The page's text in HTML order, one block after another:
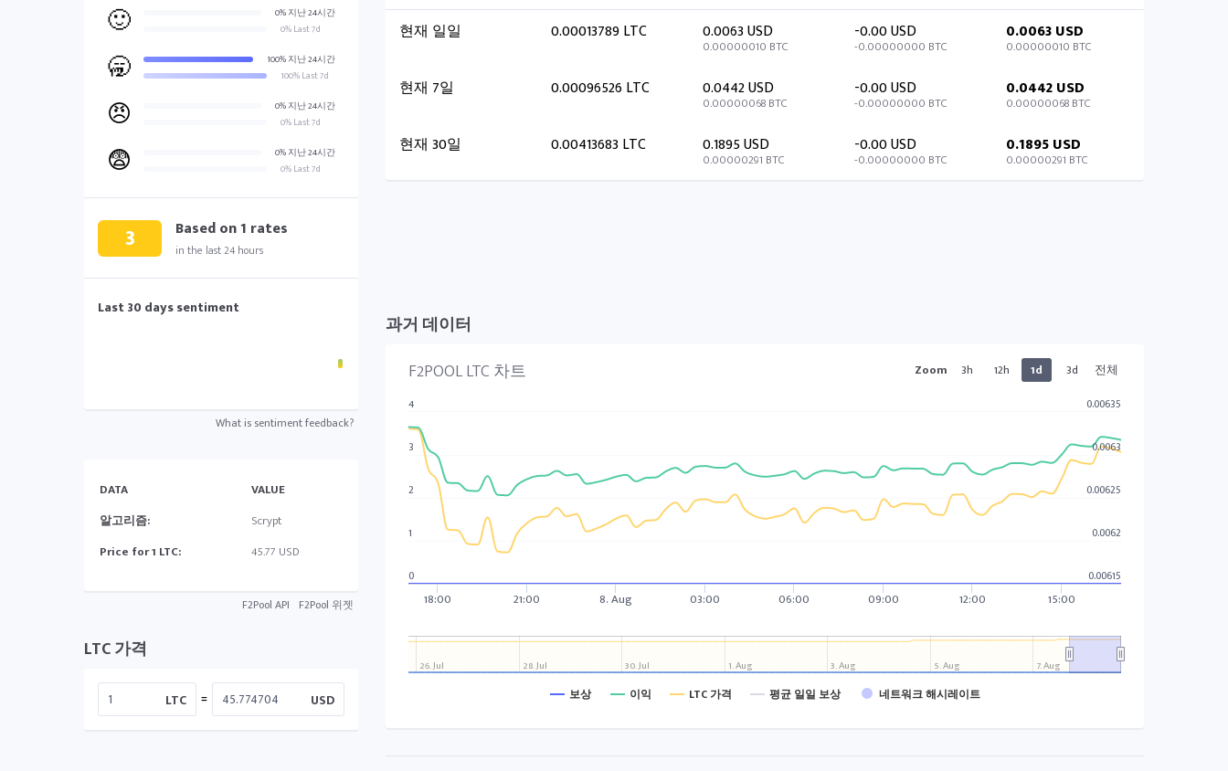
🙂
0% 지난 24시간
0% Last 7d
🥱
100% 지난 24시간
100% Last 7d
😠
0% 지난 24시간
0% Last 7d
😨
0% 지난 24시간
0% Last 7d
3 Based on1 rates
in the last 24 hours
Last 30 days sentiment
What is sentiment feedback?
DATA
VALUE
알고리즘:
Scrypt
Price for 1 LTC:
45.77 USD
F2Pool API F2Pool 위젯
LTC 가격
LTC = USD
현재 일일 0.00013789 LTC 0.0063 USD
0.00000010 BTC
-0.00 USD
-0.00000000 BTC
0.0063 USD
0.00000010 BTC
현재 7일 0.00096526 LTC 0.0442 USD
0.00000068 BTC
-0.00 USD
-0.00000000 BTC
0.0442 USD
0.00000068 BTC
현재 30일 0.00413683 LTC 0.1895 USD
0.00000291 BTC
-0.00 USD
-0.00000000 BTC
0.1895 USD
0.00000291 BTC
과거 데이터
F2POOL LTC 차트
Zoom 3h 12h 1d 3d 전체
보상 이익 LTC 가격 평균 일일 보상 네트워크 해시레이트
18:00 21:00 8. Aug 03:00 06:00 09:00 12:00 15:00
26. Jul 28. Jul 30. Jul 1. Aug 3. Aug 5. Aug 7. Aug
0
1
2
3
4
0.00615
0.0062
0.00625
0.0063
0.00635